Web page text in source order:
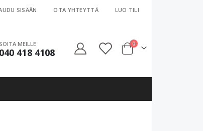
SISÄÄN OTA YHTEYTTÄ LUO TILI
MEILLE
040 418 4108 Cart
0